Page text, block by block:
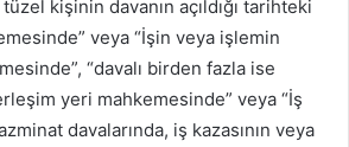
kişinin davanın açıldığı tarihteki
veya “İşin veya işlemin
“davalı birden fazla ise
yeri mahkemesinde” veya “İş
davalarında, iş kazasının veya